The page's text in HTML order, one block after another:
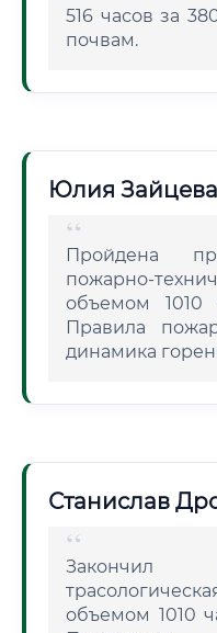
516 часов за
почвам.
Юлия Зайцева
Пройдена
пожарно-
объемом 1010
Правила
динамика
Станислав
Закончил
объемом 1010